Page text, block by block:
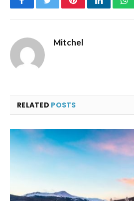
Mitchel
RELATED POSTS